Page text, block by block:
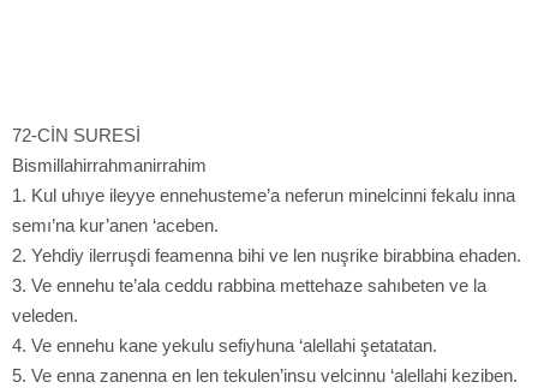
72-CİN SURESİ
Bismillahirrahmanirrahim
1. Kul uhıye ileyye ennehusteme’a neferun minelcinni fekalu inna
semı’na kur’anen ‘aceben.
2. Yehdiy ilerruşdi feamenna bihi ve len nuşrike birabbina ehaden.
3. Ve ennehu te’ala ceddu rabbina mettehaze sahıbeten ve la
veleden.
4. Ve ennehu kane yekulu sefiyhuna ‘alellahi şetatatan.
5. Ve enna zanenna en len tekulen’insu velcinnu ‘alellahi keziben.